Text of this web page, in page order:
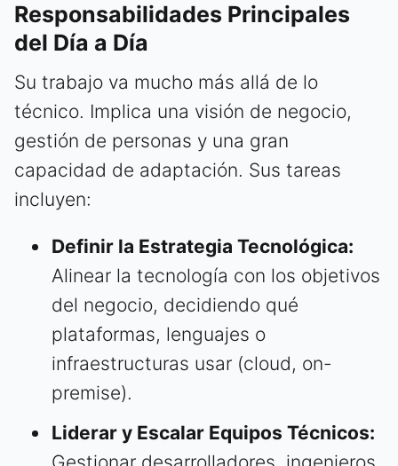
Responsabilidades Principales
del Día a Día
Su trabajo va mucho más allá de lo
técnico. Implica una visión de negocio,
gestión de personas y una gran
capacidad de adaptación. Sus tareas
incluyen:
Definir la Estrategia Tecnológica:
Alinear la tecnología con los objetivos
del negocio, decidiendo qué
plataformas, lenguajes o
infraestructuras usar (cloud, on-
premise).
Liderar y Escalar Equipos Técnicos: